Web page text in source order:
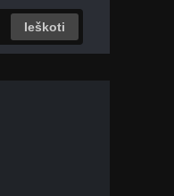
Ieškoti